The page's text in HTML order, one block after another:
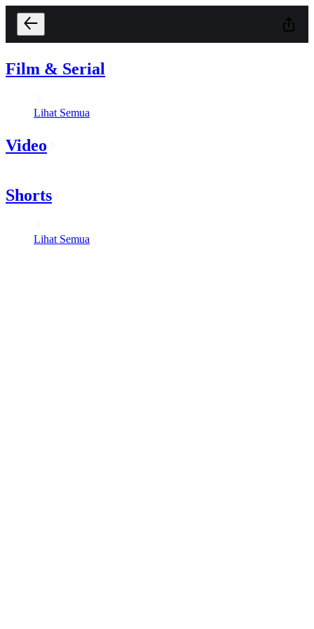
Film & Serial
Lihat Semua
Video
Shorts
Lihat Semua